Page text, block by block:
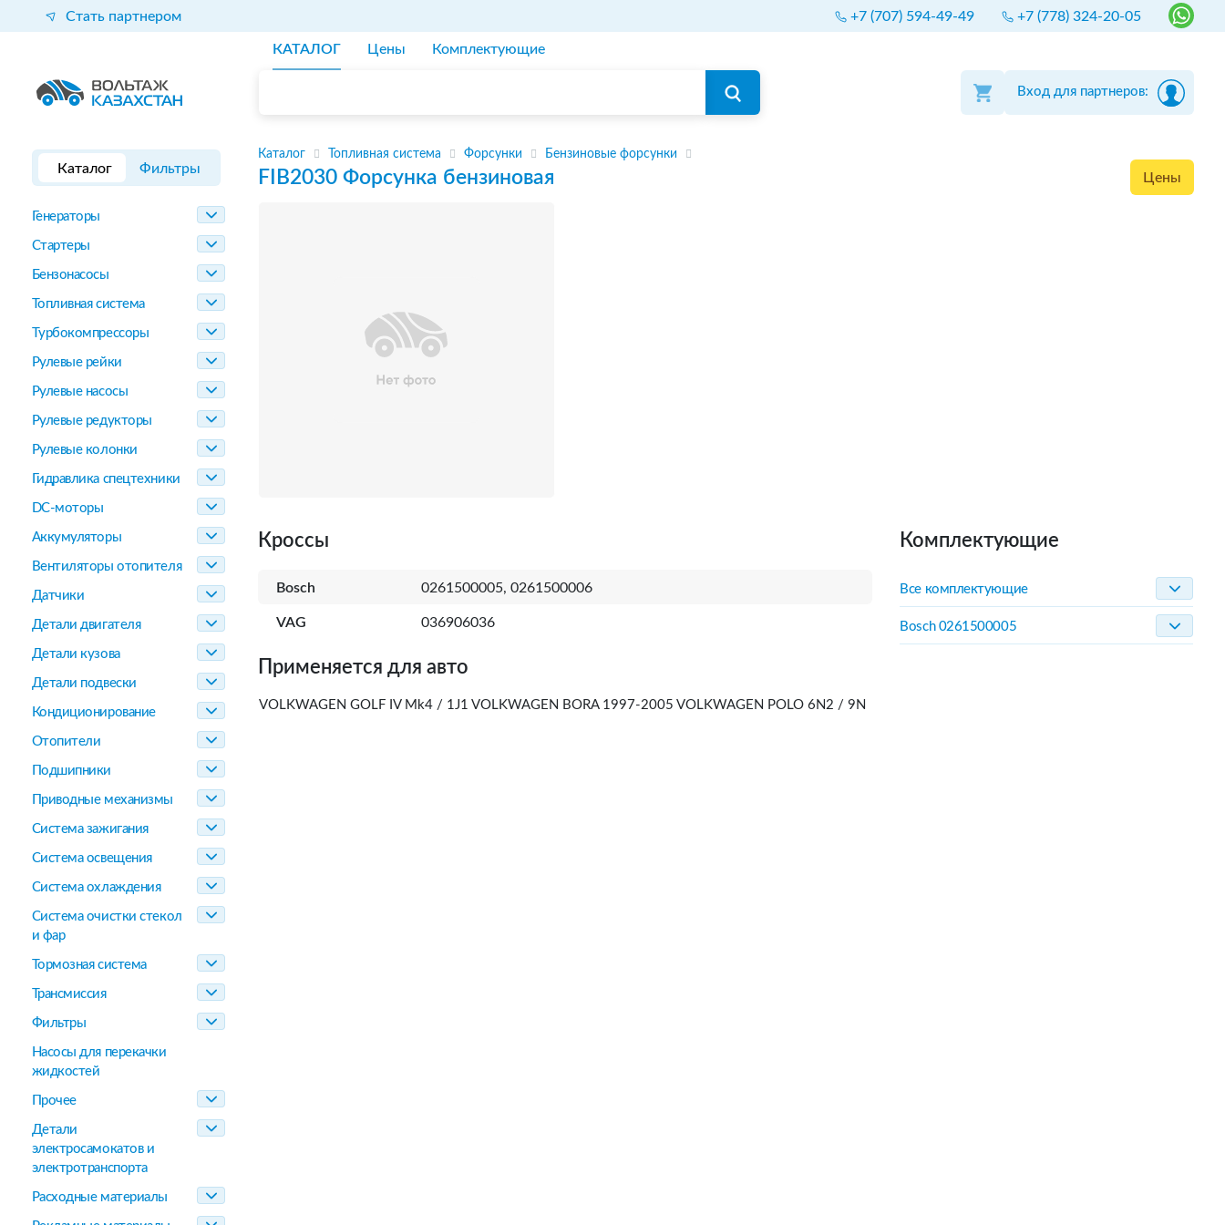
Стать партнером +7 (707) 594-49-49 +7 (778) 324-20-05
КАТАЛОГ Цены Комплектующие
Вход для партнеров:
Каталог Фильтры
Генераторы
Стартеры
Бензонасосы
Топливная система
Турбокомпрессоры
Рулевые рейки
Рулевые насосы
Рулевые редукторы
Рулевые колонки
Гидравлика спецтехники
DC-моторы
Аккумуляторы
Вентиляторы отопителя
Датчики
Детали двигателя
Детали кузова
Детали подвески
Кондиционирование
Отопители
Подшипники
Приводные механизмы
Система зажигания
Система освещения
Система охлаждения
Система очистки стекол
и фар
Тормозная система
Трансмиссия
Фильтры
Насосы для перекачки
жидкостей
Прочее
Детали
электросамокатов и
электротранспорта
Расходные материалы
Каталог Топливная система Форсунки Бензиновые форсунки
FIB2030 Форсунка бензиновая Цены
Кроссы
Bosch 0261500005, 0261500006
VAG 036906036
Применяется для авто
VOLKWAGEN GOLF IV Mk4 / 1J1 VOLKWAGEN BORA 1997-2005 VOLKWAGEN POLO 6N2 / 9N
Комплектующие
Все комплектующие
Bosch 0261500005